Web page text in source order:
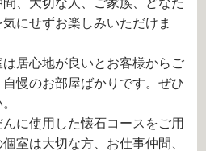
にせずお楽しみいただけま
居心地が良いとお客様からご
慢のお部屋ばかりです。ぜひ
に使用した懐石コースをご用
室は大切な方、お仕事仲間、